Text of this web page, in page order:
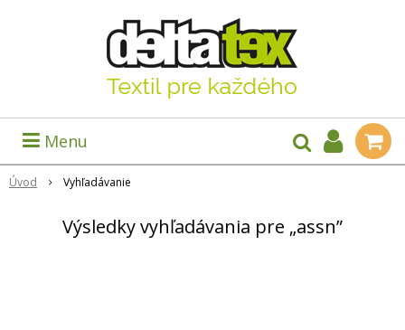
Menu
Úvod Vyhľadávanie
Výsledky vyhľadávania pre „assn”